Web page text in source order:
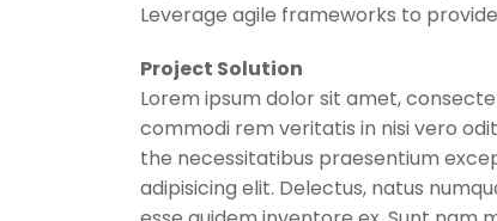
Leverage agile frameworks to provide
Project Solution
Lorem ipsum dolor sit amet,
commodi rem veritatis in nisi vero
the necessitatibus praesentium
adipisicing elit. Delectus, natus